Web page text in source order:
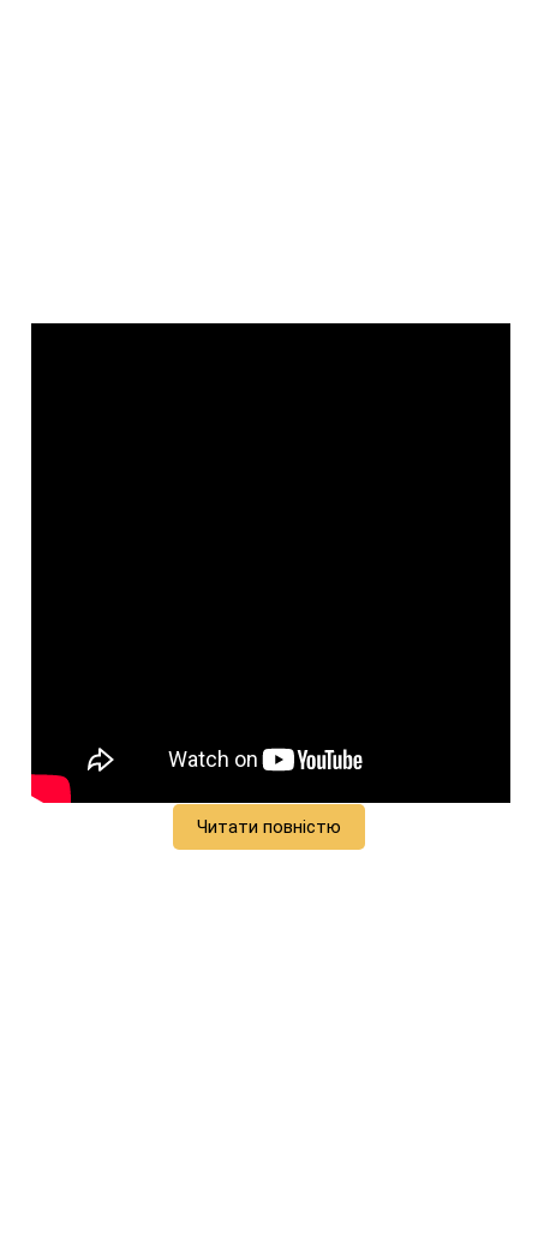
Читати повністю